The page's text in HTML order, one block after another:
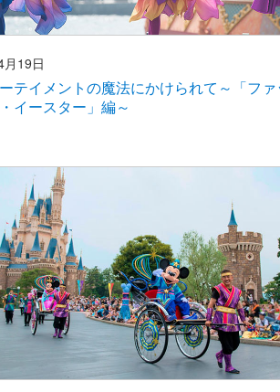
19日
テイメントの魔法にかけられて～「ファ
イースター」編～